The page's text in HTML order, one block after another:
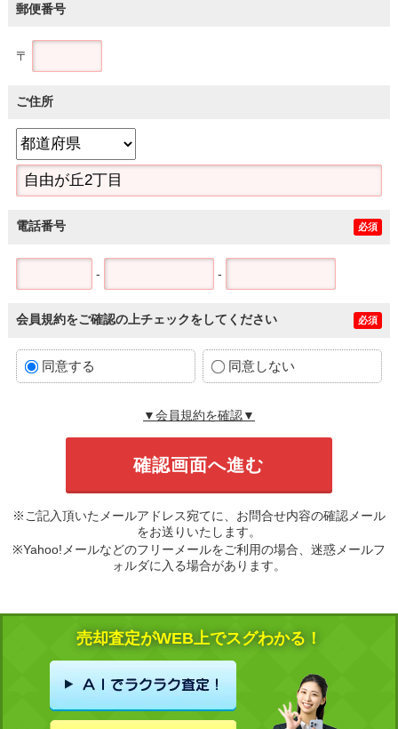
郵便番号
〒
ご住所
電話番号 必須
- -
会員規約をご確認の上チェックをしてください 必須
同意する 同意しない
▼会員規約を確認▼
※ご記入頂いたメールアドレス宛てに、お問合せ内容の確認メール
をお送りいたします。
※Yahoo!メールなどのフリーメールをご利用の場合、迷惑メールフ
ォルダに入る場合があります。
売却査定がWEB上でスグわかる！